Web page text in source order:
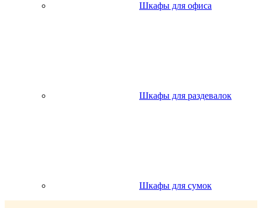
Шкафы для офиса
Шкафы для раздевалок
Шкафы для сумок